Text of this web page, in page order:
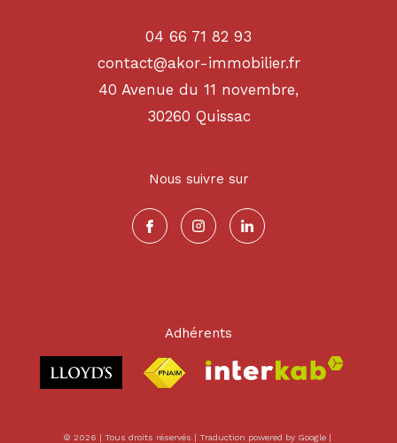
04 66 71 82 93
contact@akor-immobilier.fr
40 Avenue du 11 novembre,
30260
quissac
Nous suivre sur
Adhérents
© 2026 | Tous droits réservés | Traduction powered by Google |